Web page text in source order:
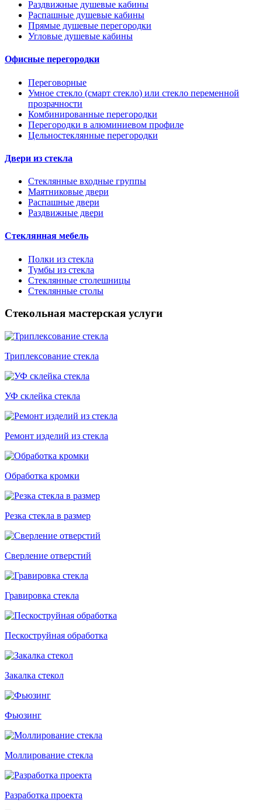
Раздвижные душевые кабины
Распашные душевые кабины
Прямые душевые перегородки
Угловые душевые кабины
Офисные перегородки
Переговорные
Умное стекло (смарт стекло) или стекло переменной
прозрачности
Комбинированные перегородки
Перегородки в алюминиевом профиле
Цельностеклянные перегородки
Двери из стекла
Стеклянные входные группы
Маятниковые двери
Распашные двери
Раздвижные двери
Стеклянная мебель
Полки из стекла
Тумбы из стекла
Стеклянные столешницы
Стеклянные столы
Стекольная мастерская услуги
Триплексование стекла
УФ склейка стекла
Ремонт изделий из стекла
Обработка кромки
Резка стекла в размер
Сверление отверстий
Гравировка стекла
Пескоструйная обработка
Закалка стекол
Фьюзинг
Моллирование стекла
Разработка проекта